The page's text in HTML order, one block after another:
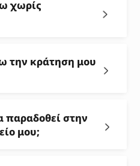
χωρίς
κράτηση μου
παραδοθεί στην
μου;